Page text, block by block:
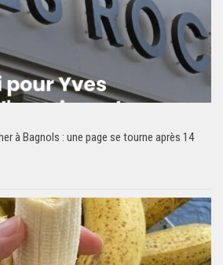
à Bagnols : une page se tourne après 14